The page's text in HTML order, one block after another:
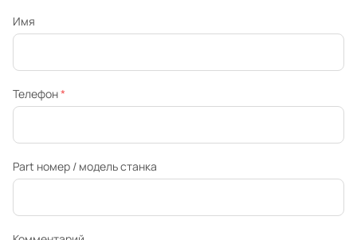
Имя
Телефон*
Part номер / модель станка